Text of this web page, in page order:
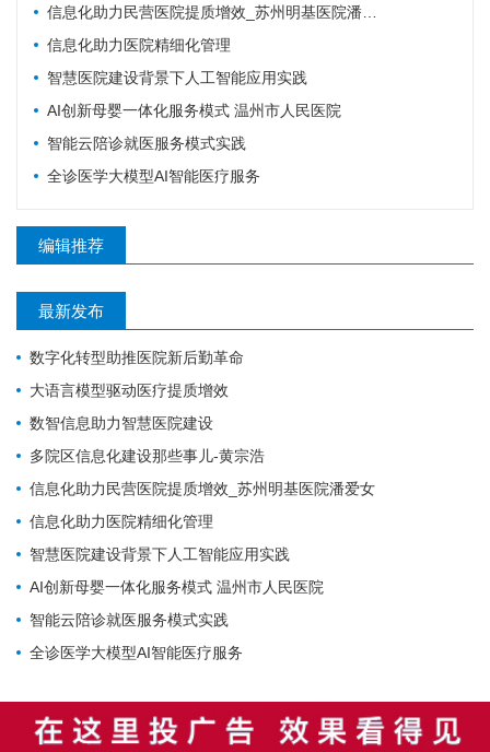
信息化助力民营医院提质增效_苏州明基医院潘爱女
信息化助力医院精细化管理
智慧医院建设背景下人工智能应用实践
AI创新母婴一体化服务模式 温州市人民医院
智能云陪诊就医服务模式实践
全诊医学大模型AI智能医疗服务
编辑推荐
最新发布
数字化转型助推医院新后勤革命
大语言模型驱动医疗提质增效
数智信息助力智慧医院建设
多院区信息化建设那些事儿-黄宗浩
信息化助力民营医院提质增效_苏州明基医院潘爱女
信息化助力医院精细化管理
智慧医院建设背景下人工智能应用实践
AI创新母婴一体化服务模式 温州市人民医院
智能云陪诊就医服务模式实践
全诊医学大模型AI智能医疗服务